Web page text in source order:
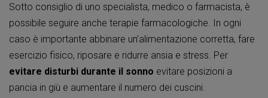
Sotto consiglio di uno specialista, medico o farmacista, è
possibile seguire anche terapie farmacologiche. In ogni
caso è importante abbinare un’alimentazione corretta, fare
esercizio fisico, riposare e ridurre ansia e stress. Per
evitare disturbi durante il sonno evitare posizioni a
pancia in giù e aumentare il numero dei cuscini.